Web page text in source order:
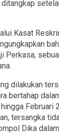
ditangkap
Kasat
Perkasa,
dilakukan
bertahap
Februari
tersangka
Dika